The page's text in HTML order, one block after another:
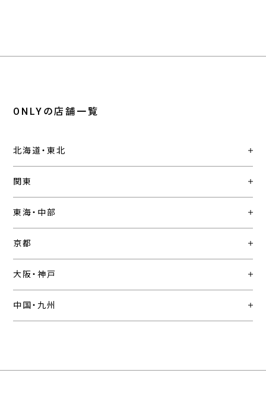
ONLYの店舗一覧
北海道・東北
関東
東海・中部
京都
大阪・神戸
中国・九州